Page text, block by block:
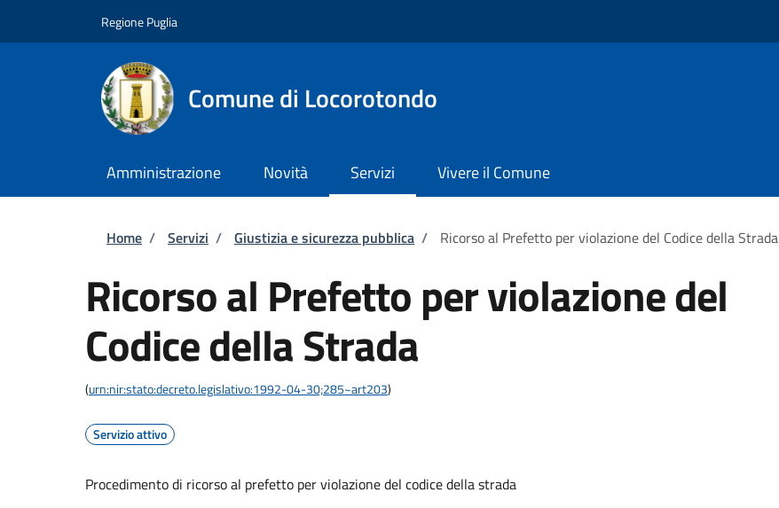
Regione Puglia
Comune di Locorotondo
Amministrazione Novità Servizi Vivere il Comune
Briciole di pane
Home / Servizi / Giustizia e sicurezza pubblica / Ricorso al Prefetto per violazione del Codice della Strada
Ricorso al Prefetto per violazione del
Codice della Strada
(urn:nir:stato:decreto.legislativo:1992-04-30;285~art203)
Servizio attivo
Procedimento di ricorso al prefetto per violazione del codice della strada